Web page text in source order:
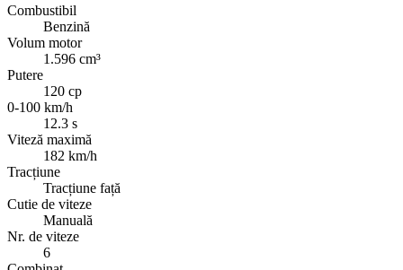
Combustibil
Benzină
Volum motor
1.596 cm³
Putere
120 cp
0-100 km/h
12.3 s
Viteză maximă
182 km/h
Tracțiune
Tracțiune față
Cutie de viteze
Manuală
Nr. de viteze
6